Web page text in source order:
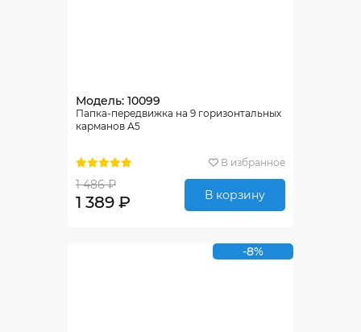
Модель: 10099
Папка-передвижка на 9 горизонтальных
карманов А5
В избранное
1 486 ₽
1 389 ₽ В корзину
-8%